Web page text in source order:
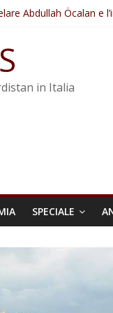
Abdullah Öcalan e
ostacolerebbe
di guerra dell’Iran
trasformata in legge
in Italia
SPECIALE